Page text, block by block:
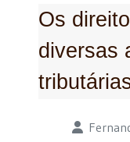
Os
diversas
Detalhes